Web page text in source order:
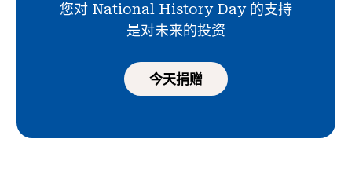
您对 National History Day 的支持
是对未来的投资
今天捐赠